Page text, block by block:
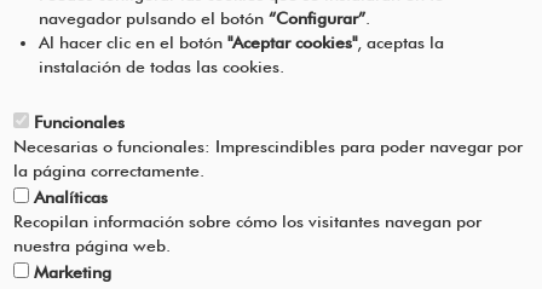
Pie
Menú
JARRI HARREMANETAN GUREKIN
ZERBITZUAREN BALDINTZAK
PRIBATUTASUN-POLITIKA
navegador pulsando el botón“Configurar”
Al hacer clic en el botón"Aceptar cookies", aceptas la
instalación de todas las cookies.
Funcionales
Necesarias o funcionales: Imprescindibles para poder navegar por
la página correctamente.
Analíticas
Recopilan información sobre cómo los visitantes navegan por
nuestra página web.
Marketing